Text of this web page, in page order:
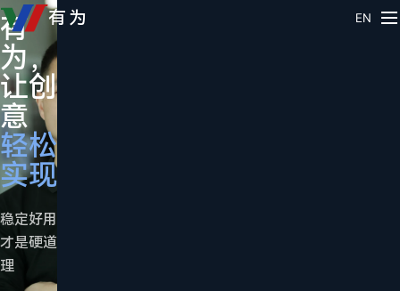
有为 EN
源头
制造
· 始
于
2015
总
有
一
款
适
合
有
为，
让创
意
轻松
实现
稳定好用
才是硬道
理
成
交
只
是
合
作
的
开
始